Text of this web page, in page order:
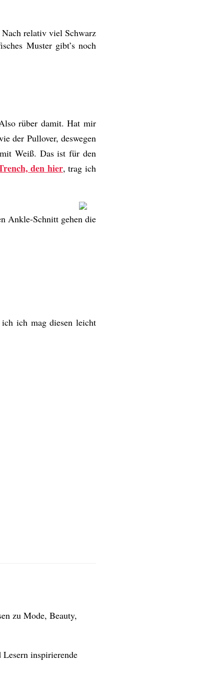
relativ viel Schwarz
Muster gibt’s noch
rüber damit. Hat mir
der Pullover, deswegen
Weiß. Das ist für den
den hier, trag ich
Ankle-Schnitt gehen die
ich mag diesen leicht
zu Mode, Beauty,
inspirierende